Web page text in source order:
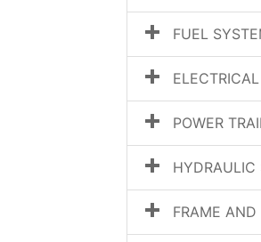
FUEL
POWER
HYDRAULIC
FRAME AND